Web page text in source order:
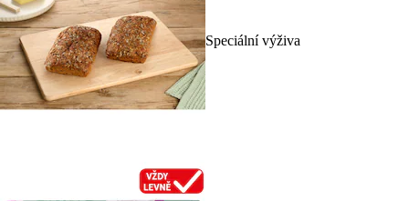
Speciální výživa